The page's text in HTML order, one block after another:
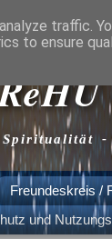
Freundeskreis /
und
traffic.
to ensure